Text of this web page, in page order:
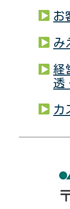
お
み
経
透
カ